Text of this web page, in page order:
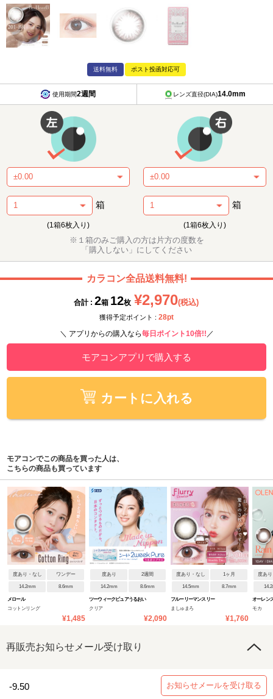
送料無料 ポスト投函対応可
使用期間2週間 レンズ直径(DIA)14.0mm
箱
(1箱6枚入り)
箱
(1箱6枚入り)
※１箱のみご購入の方は片方の度数を
「購入しない」にしてください
カラコン全品送料無料!
合計 : 2箱 12枚 ¥2,970(税込)
獲得予定ポイント : 28pt
＼ アプリからの購入なら毎日ポイント10倍!! ／
モアコンアプリで購入する
カートに入れる
モアコンでこの商品を買った人は、
こちらの商品も買っています
度あり・なし ワンデー
14.2mm 8.6mm
メロール
コットンリング
¥1,485
度あり 2週間
14.2mm 8.6mm
ツーウィークピュアうるおい
クリア
¥2,090
度あり・なし 1ヶ月
14.5mm 8.7mm
フルーリーマンスリー
ましゅまろ
¥1,760
度あ
オーレン
モカ
再販売お知らせメール受け取り
-9.50 お知らせメールを受け取る